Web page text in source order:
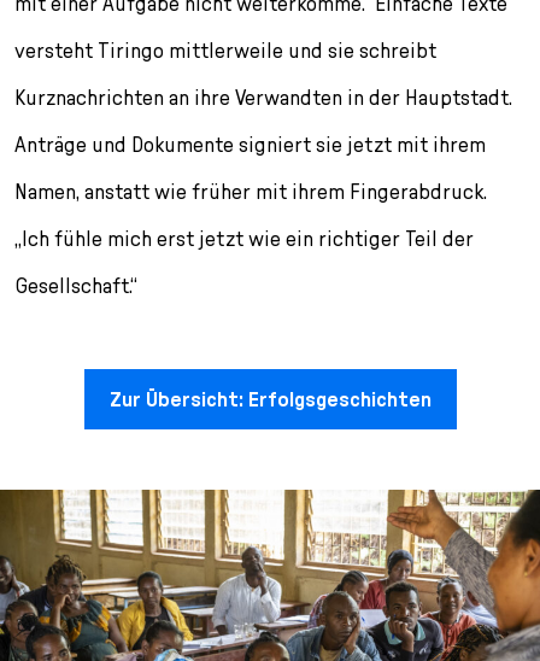
versteht Tiringo mittlerweile und sie schreibt
Kurznachrichten an ihre Verwandten in der Hauptstadt.
Anträge und Dokumente signiert sie jetzt mit ihrem
Namen, anstatt wie früher mit ihrem Fingerabdruck.
„Ich fühle mich erst jetzt wie ein richtiger Teil der
Gesellschaft.“
Zur Übersicht: Erfolgsgeschichten